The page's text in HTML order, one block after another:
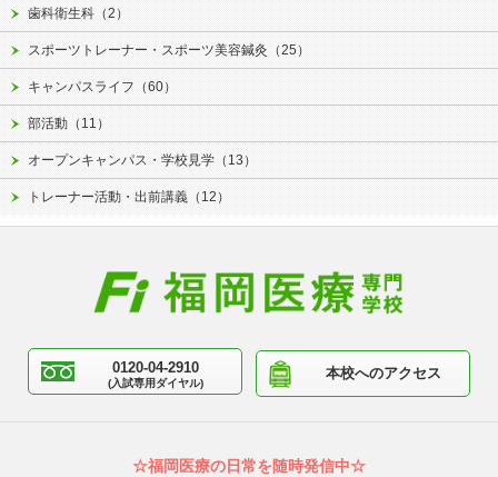
歯科衛生科（2）
スポーツトレーナー・スポーツ美容鍼灸（25）
キャンパスライフ（60）
部活動（11）
オープンキャンパス・学校見学（13）
トレーナー活動・出前講義（12）
0120-04-2910
(入試専用ダイヤル)
本校へのアクセス
☆福岡医療の日常を随時発信中☆